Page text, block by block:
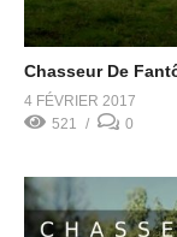
Chasseur De
4 FÉVRIER 2017
521
0